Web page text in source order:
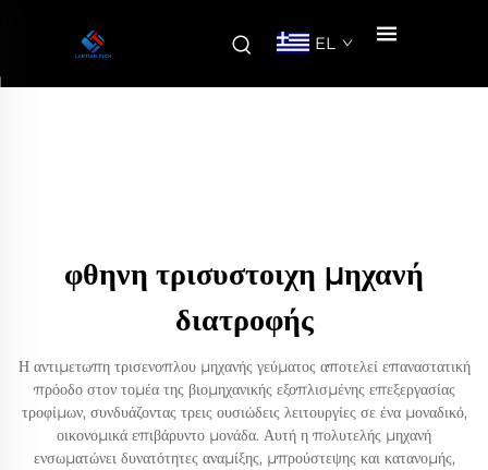
EL
φθηνη τρισυστοιχη μηχανή
διατροφής
Η αντιμετωπη τρισενοπλου μηχανής γεύματος αποτελεί επαναστατική
πρόοδο στον τομέα της βιομηχανικής εξοπλισμένης επεξεργασίας
τροφίμων, συνδυάζοντας τρεις ουσιώδεις λειτουργίες σε ένα μοναδικό,
οικονομικά επιβάρυντο μονάδα. Αυτή η πολυτελής μηχανή
ενσωματώνει δυνατότητες αναμίξης, μπρούστεψης και κατανομής,